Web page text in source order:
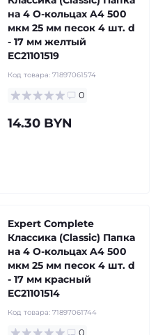
на 4 О-кольцах A4 500
мкм 25 мм песок 4 шт. d
- 17 мм желтый
EC21101519
Код товара: 71897061574
0
14.30 BYN
Expert Complete
Классика (Classic) Папка
на 4 О-кольцах A4 500
мкм 25 мм песок 4 шт. d
- 17 мм красный
EC21101514
Код товара: 71897061744
0